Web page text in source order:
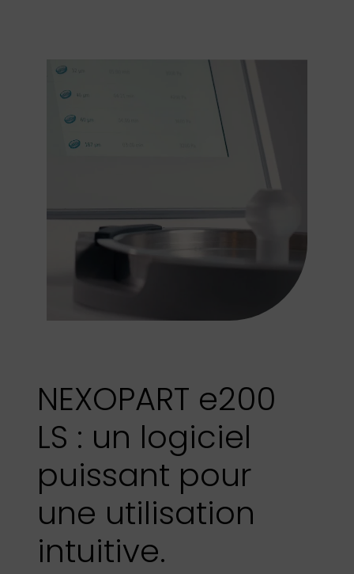
NEXOPART e200
LS : un logiciel
puissant pour
une utilisation
intuitive.